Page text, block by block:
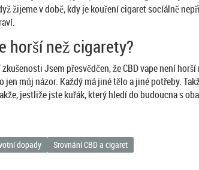
žijeme v době, kdy je kouření cigaret socíálně
horší než cigarety?
Jsem přesvědčen, že CBD vape není
jen můj názor. Každý má jiné tělo a jiné potřeby.
jestliže jste kuřák, který hledí do budoucna s
dopady Srovnání CBD a cigaret